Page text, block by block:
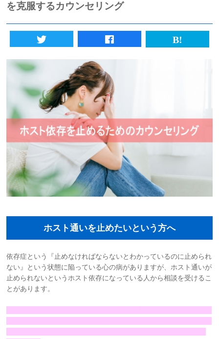
初めての方へ
法人様向けサービス
ハラスメント対策資格
質問一覧
ブログ
会社概要
採用情報
カウンセリング予約
お問い合わせ
サイトマップ
リンク集
お知らせ
を克服するカウンセリング
ホスト通いを止めたいという方へ
依存症という『止めなければならないとわかっているのに止められ
ない』という状態に陥っている心の病がありますが、ホスト通いが
止められないというホスト依存になっている人から相談を受けるこ
とがあります。